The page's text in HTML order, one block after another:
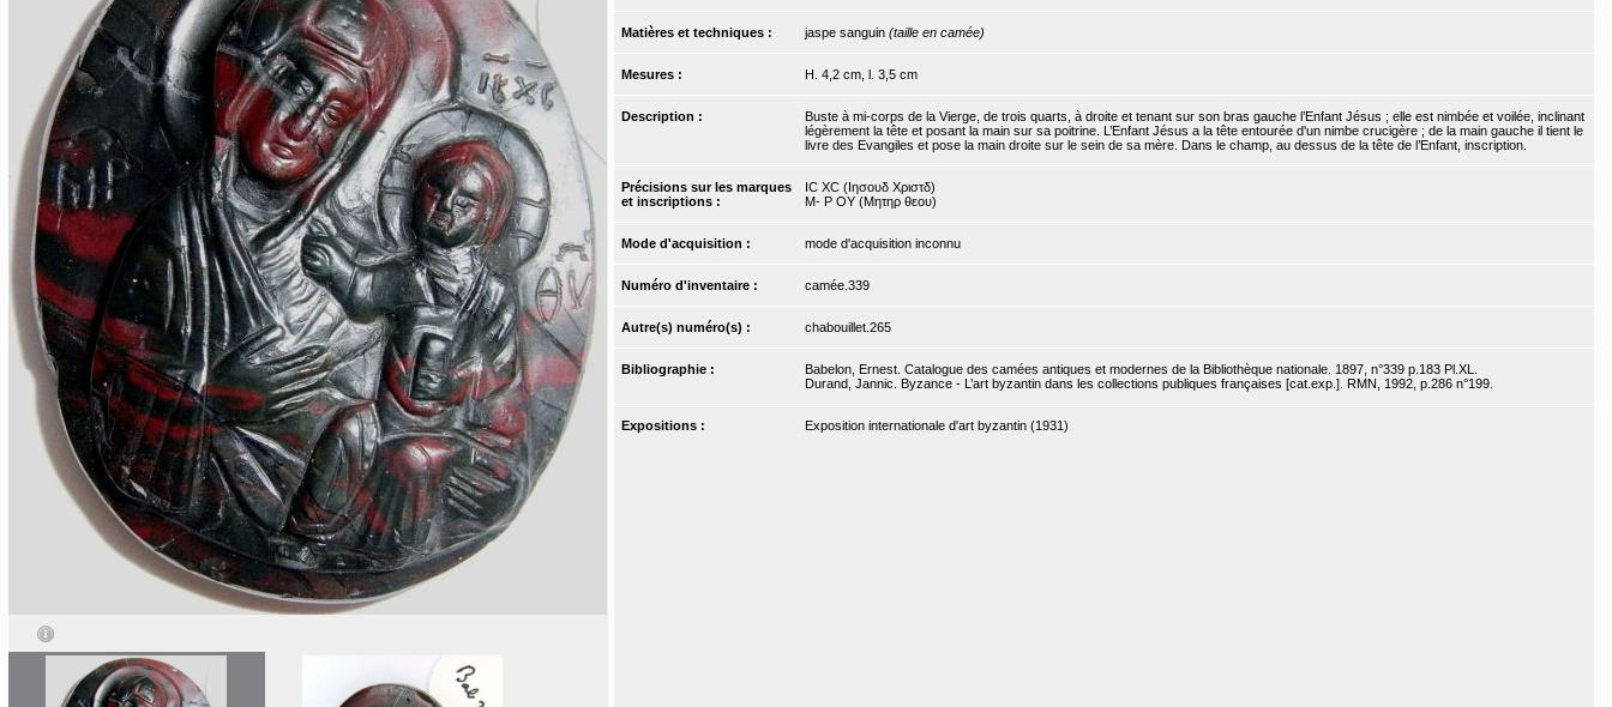
Matières et techniques : jaspe sanguin (taille en camée)
Mesures : H. 4,2 cm, l. 3,5 cm
Description :
Buste à mi-corps de la Vierge, de trois quarts, à droite et tenant sur son bras gauche l’Enfant Jésus ; elle est nimbée et voilée, inclinant
légèrement la tête et posant la main sur sa poitrine. L’Enfant Jésus a la tête entourée d'un nimbe crucigère ; de la main gauche il tient le
livre des Evangiles et pose la main droite sur le sein de sa mère. Dans le champ, au dessus de la tête de l’Enfant, inscription.
Précisions sur les marques
et inscriptions :
IC XC (Iησουδ Xριστδ)
Μ- P OY (Mητηρ θεου)
Mode d'acquisition : mode d'acquisition inconnu
Numéro d'inventaire : camée.339
Autre(s) numéro(s) : chabouillet.265
Bibliographie :
Babelon, Ernest. Catalogue des camées antiques et modernes de la Bibliothèque nationale. 1897, n°339 p.183 Pl.XL.
Durand, Jannic. Byzance - L’art byzantin dans les collections publiques françaises [cat.exp.]. RMN, 1992, p.286 n°199.
Expositions : Exposition internationale d'art byzantin (1931)